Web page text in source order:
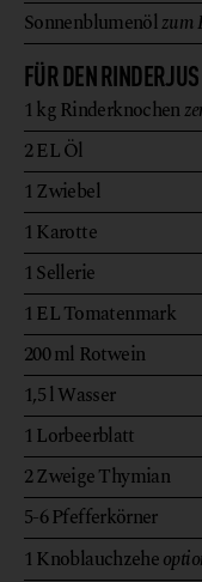
Sonnenblumenölzum
FÜR DEN RINDERJUS
1 kgRinderknochen
2ELÖl
1 Zwiebel
1 Karotte
1 Sellerie
1 ELTomatenmark
200ml Rotwein
1,5lWasser
1 Lorbeerblatt
2ZweigeThymian
5-6Pfefferkörner
1 Knoblauchzehe